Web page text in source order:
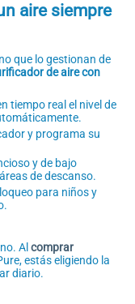
aire siempre
que lo gestionan de
de aire con
tiempo real el nivel de
y programa su
y de bajo
de descanso.
para niños y
Al comprar
estás eligiendo la
diario.